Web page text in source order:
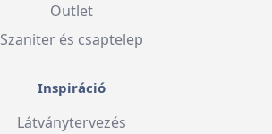
Outlet
Szaniter és csaptelep
Inspiráció
Látványtervezés